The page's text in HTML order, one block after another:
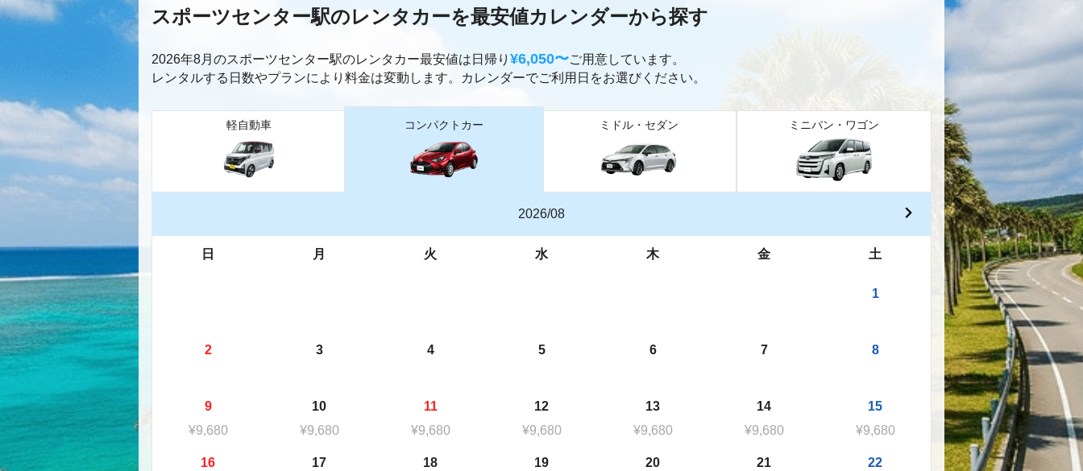
スポーツセンター駅のレンタカーを最安値カレンダーから探す
2026年8月のスポーツセンター駅のレンタカー最安値は日帰り ¥6,050〜ご用意しています。
レンタルする日数やプランにより料金は変動します。カレンダーでご利用日をお選びください。
軽自動車 コンパクトカー ミドル・セダン ミニバン・ワゴン
2026/08
日 月 火 水 木 金 土
1
2 3 4 5 6 7 8
9
¥9,680
10
¥9,680
11
¥9,680
12
¥9,680
13
¥9,680
14
¥9,680
15
¥9,680
16
17
18
19
20
21
22